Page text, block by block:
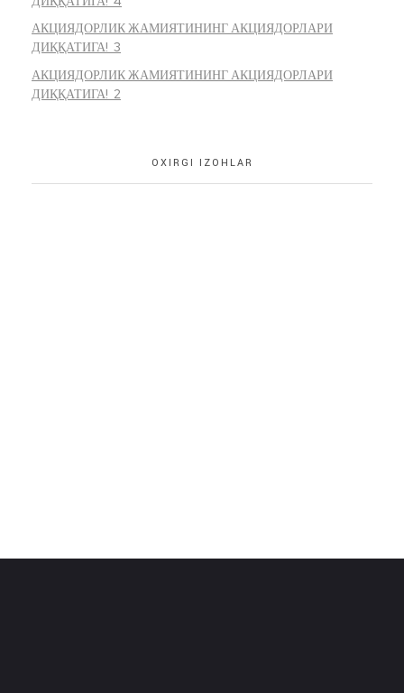
АКЦИЯДОРЛИК ЖАМИЯТИНИНГ АКЦИЯДОРЛАРИ
ДИҚҚАТИГА! 3
АКЦИЯДОРЛИК ЖАМИЯТИНИНГ АКЦИЯДОРЛАРИ
ДИҚҚАТИГА! 2
OXIRGI IZOHLAR